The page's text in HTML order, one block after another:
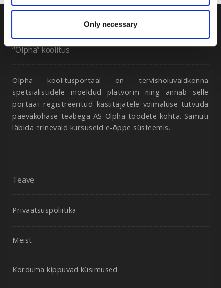
Only necessary
“Olpha” koolitus
Olpha koolitusportaal on tervishoiuvaldkonna
spetsialistidele mõeldud platvorm ning annab selle
portaali registreeritud kasutajatele võimaluse tutvuda
päevakohase teabega AS Olpha toodete kohta. Samuti
läbida erinevaid kursuseid e-õppe süsteemis.
Teave
Privaatsuspoliitika
Meist
Korduma kippuvad küsimused